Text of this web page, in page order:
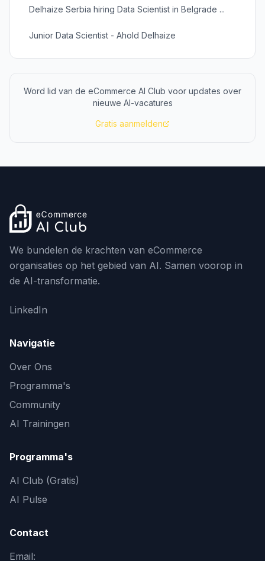
Delhaize Serbia hiring Data Scientist in Belgrade ...
Junior Data Scientist - Ahold Delhaize
Word lid van de eCommerce AI Club voor updates over
nieuwe AI-vacatures
Gratis aanmelden
We bundelen de krachten van eCommerce
organisaties op het gebied van AI. Samen voorop in
de AI-transformatie.
LinkedIn
Navigatie
Over Ons
Programma's
Community
AI Trainingen
Programma's
AI Club (Gratis)
AI Pulse
Contact
Email: